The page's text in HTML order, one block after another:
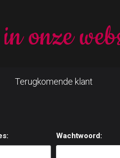
onze
Terugkomende klant
Wachtwoord: